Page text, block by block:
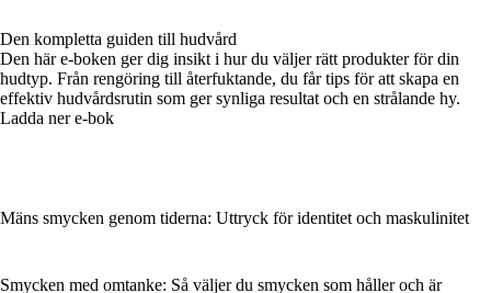
Den kompletta guiden till hudvård
Den här e-boken ger dig insikt i hur du väljer rätt produkter för din
hudtyp. Från rengöring till återfuktande, du får tips för att skapa en
effektiv hudvårdsrutin som ger synliga resultat och en strålande hy.
Ladda ner e-bok
Mäns smycken genom tiderna: Uttryck för identitet och maskulinitet
Smycken med omtanke: Så väljer du smycken som håller och är